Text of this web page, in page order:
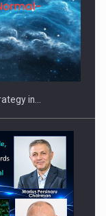
benzinariile RO…
in…